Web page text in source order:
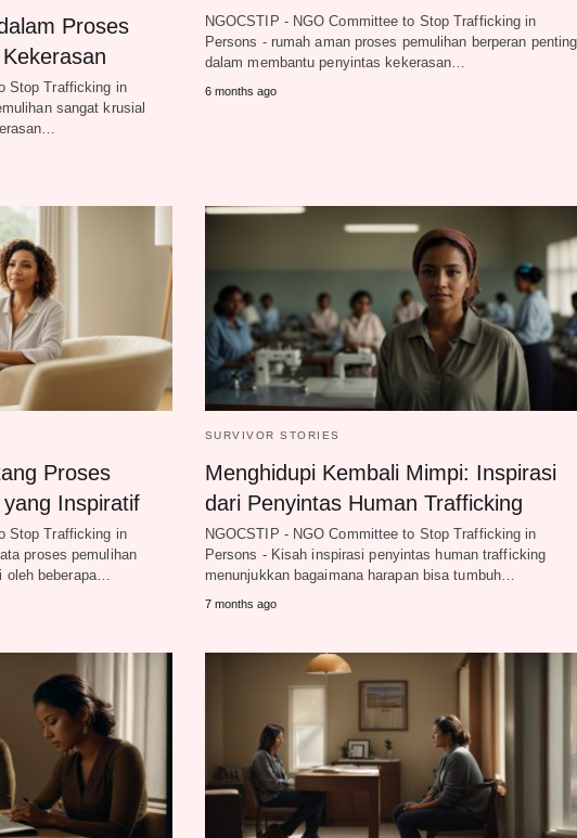
Proses
Stop Trafficking in
sangat krusial
NGOCSTIP - NGO Committee to Stop Trafficking in
Persons - rumah aman proses pemulihan berperan penting
dalam membantu penyintas kekerasan…
6 months ago
Proses
Inspiratif
Stop Trafficking in
proses pemulihan
oleh beberapa…
SURVIVOR STORIES
Menghidupi Kembali Mimpi: Inspirasi
dari Penyintas Human Trafficking
NGOCSTIP - NGO Committee to Stop Trafficking in
Persons - Kisah inspirasi penyintas human trafficking
menunjukkan bagaimana harapan bisa tumbuh…
7 months ago